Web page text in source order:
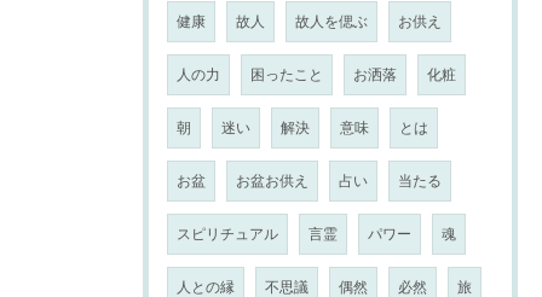
健康 故人 故人を偲ぶ お供え
人の力 困ったこと お洒落 化粧
朝 迷い 解決 意味 とは
お盆 お盆お供え 占い 当たる
スピリチュアル 言霊 パワー 魂
人との縁 不思議 偶然 必然 旅